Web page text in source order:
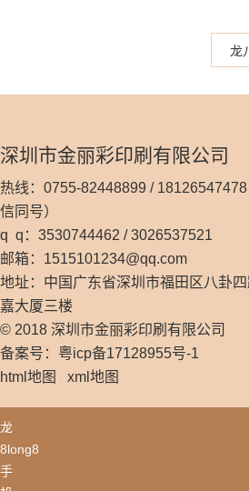
龙
深圳市金丽彩印刷有限公司
热线：0755-82448899 /
信同号）
q q：3530744462 / 3026537521
邮箱： 1515101234@qq.com
地址：中国广东省深圳市福田区八卦四
嘉大厦三楼
© 2018 深圳市金丽彩印刷有限公司
备案号：粤icp备17128955号-1
html地图
xml地图
龙
8long8
手